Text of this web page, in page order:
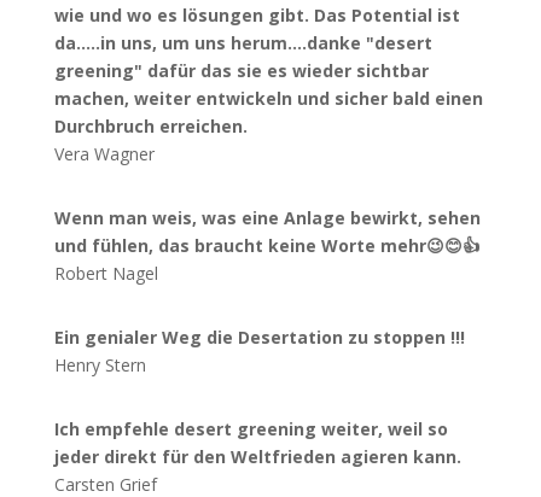
wie und wo es lösungen gibt. Das Potential ist
da.....in uns, um uns herum....danke "desert
greening" dafür das sie es wieder sichtbar
machen, weiter entwickeln und sicher bald einen
Durchbruch erreichen.
Vera Wagner
Wenn man weis, was eine Anlage bewirkt, sehen
und fühlen, das braucht keine Worte mehr😉😊👍
Robert Nagel
Ein genialer Weg die Desertation zu stoppen !!!
Henry Stern
Ich empfehle desert greening weiter, weil so
jeder direkt für den Weltfrieden agieren kann.
Carsten Grief